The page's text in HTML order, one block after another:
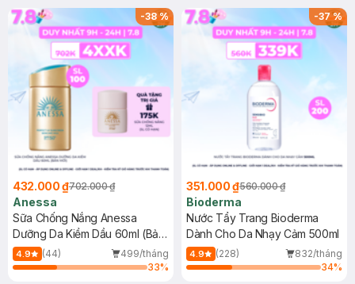
SPF 50+ 20ml (SL Có Hạn)
(SL có hạn)
-38%
432.000 ₫702.000 ₫
Anessa
Sữa Chống Nắng Anessa
Dưỡng Da Kiềm Dầu 60ml (Bản
Mới)
4.9 (44)
499/tháng
33%
-37%
351.000 ₫560.000 ₫
Bioderma
Nước Tẩy Trang Bioderma
Dành Cho Da Nhạy Cảm 500ml
4.9 (228)
832/tháng
34%